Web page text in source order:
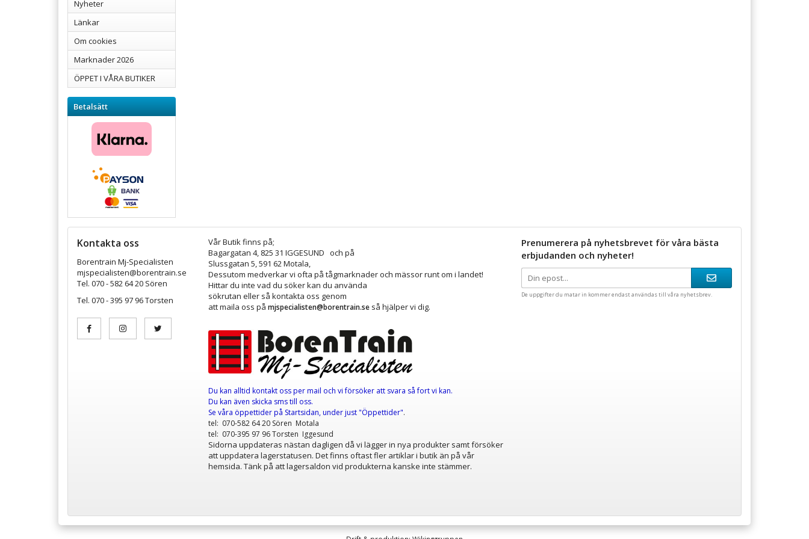
Nyheter
Länkar
Om cookies
Marknader 2026
ÖPPET I VÅRA BUTIKER
Betalsätt
Kontakta oss
Borentrain Mj-Specialisten
mjspecialisten@borentrain.se
Tel. 070 - 582 64 20 Sören
Tel. 070 - 395 97 96 Torsten
Vår Butik finns på;
Bagargatan 4, 825 31 IGGESUND och på
Slussgatan 5, 591 62 Motala,
Dessutom medverkar vi ofta på tågmarknader och mässor runt om i landet!
Hittar du inte vad du söker kan du använda
sökrutan eller så kontakta oss genom
att maila oss på mjspecialisten@borentrain.se så hjälper vi dig.
Du kan alltid kontakt oss per mail och vi försöker att svara så fort vi kan.
Du kan även skicka sms till oss.
Se våra öppettiderpå Startsidan, under just "Öppettider".
tel: 070-582 64 20 Sören Motala
tel: 070-395 97 96 Torsten Iggesund
Sidorna uppdateras nästan dagligen då vi lägger in nya produkter samt försöker
att uppdatera lagerstatusen. Det finns oftast fler artiklar i butik än på vår
hemsida. Tänk på att lagersaldon vid produkterna kanske inte stämmer.
Prenumerera på nyhetsbrevet för våra bästa
erbjudanden och nyheter!
De uppgifter du matar in kommer endast användas till våra nyhetsbrev.